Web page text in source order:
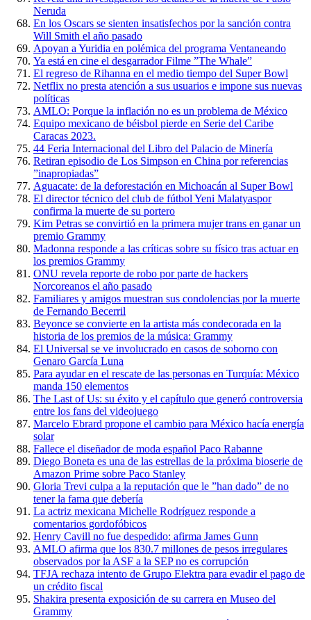
Neruda
En los Oscars se sienten insatisfechos por la sanción contra
Will Smith el año pasado
Apoyan a Yuridia en polémica del programa Ventaneando
Ya está en cine el desgarrador Filme ”The Whale”
El regreso de Rihanna en el medio tiempo del Super Bowl
Netflix no presta atención a sus usuarios e impone sus nuevas
políticas
AMLO: Porque la inflación no es un problema de México
Equipo mexicano de béisbol pierde en Serie del Caribe
Caracas 2023.
44 Feria Internacional del Libro del Palacio de Minería
Retiran episodio de Los Simpson en China por referencias
”inapropiadas”
Aguacate: de la deforestación en Michoacán al Super Bowl
El director técnico del club de fútbol Yeni Malatyaspor
confirma la muerte de su portero
Kim Petras se convirtió en la primera mujer trans en ganar un
premio Grammy
Madonna responde a las críticas sobre su físico tras actuar en
los premios Grammy
ONU revela reporte de robo por parte de hackers
Norcoreanos el año pasado
Familiares y amigos muestran sus condolencias por la muerte
de Fernando Becerril
Beyonce se convierte en la artista más condecorada en la
historia de los premios de la música: Grammy
El Universal se ve involucrado en casos de soborno con
Genaro García Luna
Para ayudar en el rescate de las personas en Turquía: México
manda 150 elementos
The Last of Us: su éxito y el capítulo que generó controversia
entre los fans del videojuego
Marcelo Ebrard propone el cambio para México hacía energía
solar
Fallece el diseñador de moda español Paco Rabanne
Diego Boneta es una de las estrellas de la próxima bioserie de
Amazon Prime sobre Paco Stanley
Gloria Trevi culpa a la reputación que le ”han dado” de no
tener la fama que debería
La actriz mexicana Michelle Rodríguez responde a
comentarios gordofóbicos
Henry Cavill no fue despedido: afirma James Gunn
AMLO afirma que los 830.7 millones de pesos irregulares
observados por la ASF a la SEP no es corrupción
TFJA rechaza intento de Grupo Elektra para evadir el pago de
un crédito fiscal
Shakira presenta exposición de su carrera en Museo del
Grammy